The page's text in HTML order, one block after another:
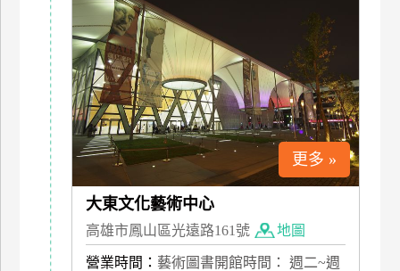
更多 »
大東文化藝術中心
高雄市鳳山區光遠路161號 地圖
營業時間： 藝術圖書開館時間： 週二~週